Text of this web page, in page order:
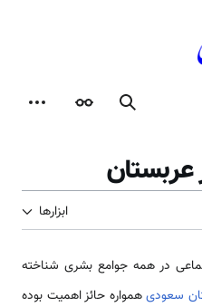
جستجوظاهر
عربستان
ابزارها
در همه جوامع بشری شناخته
سعودیهمواره حائز اهمیت بوده